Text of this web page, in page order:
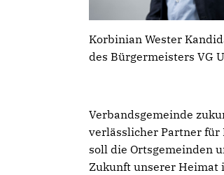
Korbinian Wester
des Bürgermeisters VG
Verbandsgemeinde
verlässlicher Partner für
soll die Ortsgemeinden
Zukunft unserer Heimat